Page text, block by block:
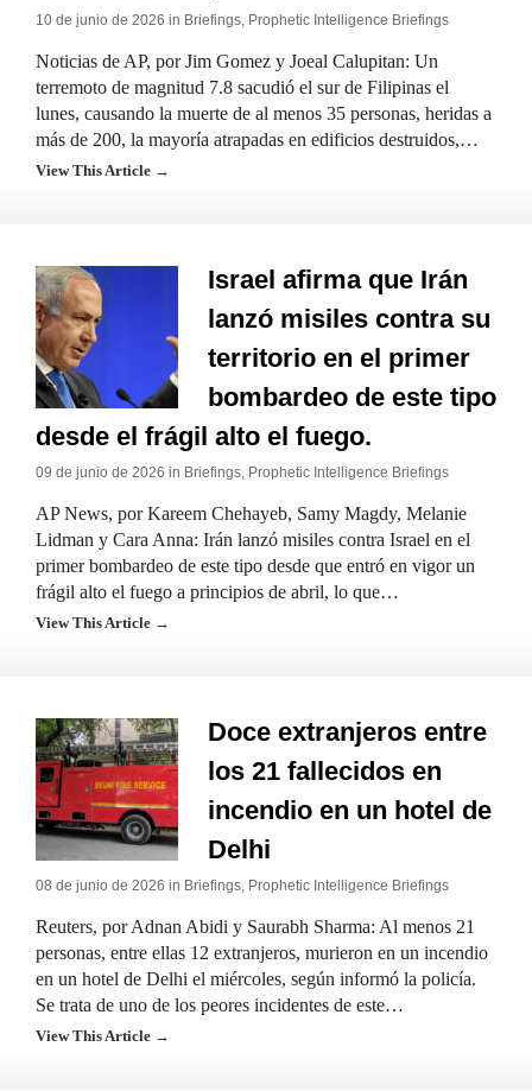
10 de junio de 2026 in Briefings, Prophetic Intelligence Briefings
Noticias de AP, por Jim Gomez y Joeal Calupitan: Un
terremoto de magnitud 7.8 sacudió el sur de Filipinas el
lunes, causando la muerte de al menos 35 personas, heridas a
más de 200, la mayoría atrapadas en edificios destruidos,…
View This Article →
Israel afirma que Irán
lanzó misiles contra su
territorio en el primer
bombardeo de este tipo
desde el frágil alto el fuego.
09 de junio de 2026 in Briefings, Prophetic Intelligence Briefings
AP News, por Kareem Chehayeb, Samy Magdy, Melanie
Lidman y Cara Anna: Irán lanzó misiles contra Israel en el
primer bombardeo de este tipo desde que entró en vigor un
frágil alto el fuego a principios de abril, lo que…
View This Article →
Doce extranjeros entre
los 21 fallecidos en
incendio en un hotel de
Delhi
08 de junio de 2026 in Briefings, Prophetic Intelligence Briefings
Reuters, por Adnan Abidi y Saurabh Sharma: Al menos 21
personas, entre ellas 12 extranjeros, murieron en un incendio
en un hotel de Delhi el miércoles, según informó la policía.
Se trata de uno de los peores incidentes de este…
View This Article →